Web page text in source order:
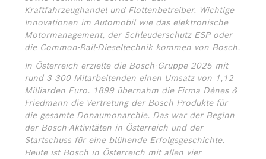
Kraftfahrzeughandel und Flottenbetreiber. Wichtige
Innovationen im Automobil wie das elektronische
Motormanagement, der Schleuderschutz ESP oder
die Common-Rail-Dieseltechnik kommen von Bosch.
In Österreich erzielte die Bosch-Gruppe 2025 mit
rund 3 300 Mitarbeitenden einen Umsatz von 1,12
Milliarden Euro. 1899 übernahm die Firma Dénes &
Friedmann die Vertretung der Bosch Produkte für
die gesamte Donaumonarchie. Das war der Beginn
der Bosch-Aktivitäten in Österreich und der
Startschuss für eine blühende Erfolgsgeschichte.
Heute ist Bosch in Österreich mit allen vier